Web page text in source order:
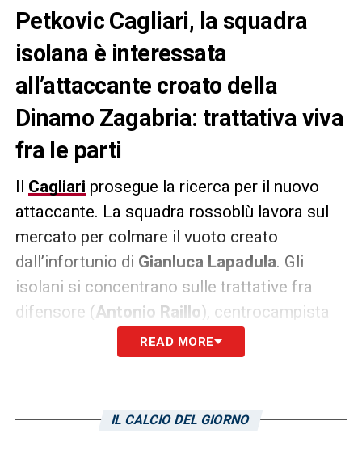
Petkovic Cagliari, la squadra
isolana è interessata
all’attaccante croato della
Dinamo Zagabria: trattativa viva
fra le parti
Il Cagliari prosegue la ricerca per il nuovo
attaccante. La squadra rossoblù lavora sul
mercato per colmare il vuoto creato
dall’infortunio di Gianluca Lapadula. Gli
isolani si concentrano sulle trattative fra
difensore (Antonio Raillo), centrocampista
) e centravanti.
dellaDinamo Zagabria
La Gazzetta dello Sport, la trattativa resta
READ MORE
IL CALCIO DEL GIORNO